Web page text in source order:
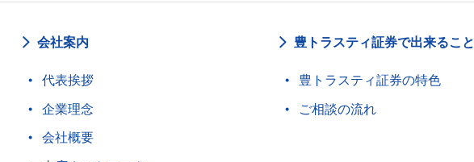
会社案内
代表挨拶
企業理念
会社概要
豊トラスティ証券で出来ること
豊トラスティ証券の特色
ご相談の流れ